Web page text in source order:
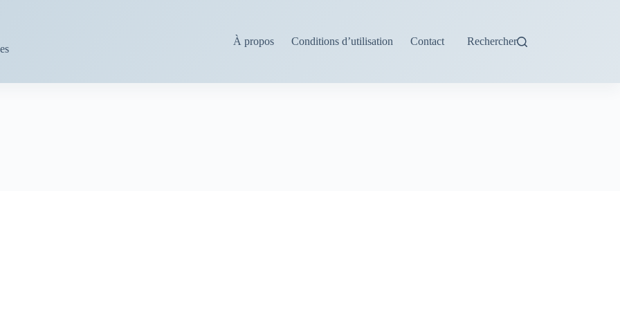
À propos Conditions d’utilisation Contact Rechercher